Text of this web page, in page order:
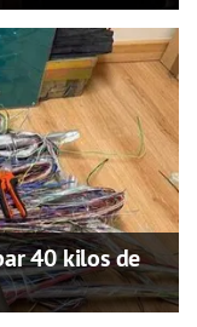
40 kilos de